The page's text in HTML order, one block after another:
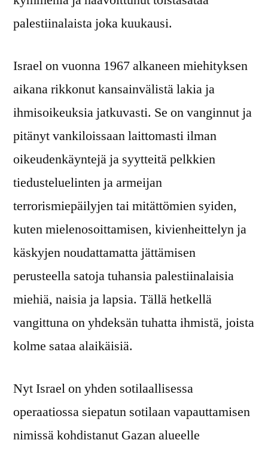
palestiinalaista joka kuukausi.
Israel on vuonna 1967 alkaneen miehityksen
aikana rikkonut kansainvälistä lakia ja
ihmisoikeuksia jatkuvasti. Se on vanginnut ja
pitänyt vankiloissaan laittomasti ilman
oikeudenkäyntejä ja syytteitä pelkkien
tiedusteluelinten ja armeijan
terrorismiepäilyjen tai mitättömien syiden,
kuten mielenosoittamisen, kivienheittelyn ja
käskyjen noudattamatta jättämisen
perusteella satoja tuhansia palestiinalaisia
miehiä, naisia ja lapsia. Tällä hetkellä
vangittuna on yhdeksän tuhatta ihmistä, joista
kolme sataa alaikäisiä.
Nyt Israel on yhden sotilaallisessa
operaatiossa siepatun sotilaan vapauttamisen
nimissä kohdistanut Gazan alueelle